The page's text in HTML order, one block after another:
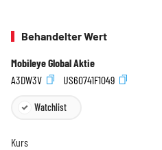
Behandelter Wert
Mobileye Global Aktie
A3DW3V
US60741F1049
Watchlist
Kurs